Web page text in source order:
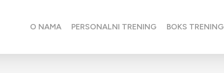
O NAMA PERSONALNI TRENING BOKS TRENING